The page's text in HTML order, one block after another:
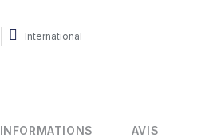
International
INFORMATIONS AVIS